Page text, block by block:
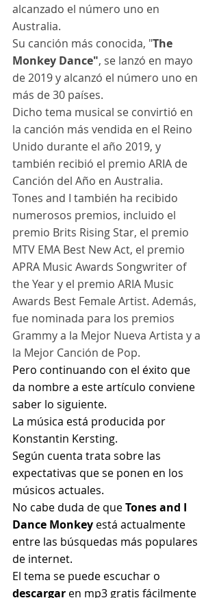
alcanzado el número uno en
Australia.
Su canción más conocida, "The
Monkey Dance", se lanzó en mayo
de 2019 y alcanzó el número uno en
más de 30 países.
Dicho tema musical se convirtió en
la canción más vendida en el Reino
Unido durante el año 2019, y
también recibió el premio ARIA de
Canción del Año en Australia.
Tones and I también ha recibido
numerosos premios, incluido el
premio Brits Rising Star, el premio
MTV EMA Best New Act, el premio
APRA Music Awards Songwriter of
the Year y el premio ARIA Music
Awards Best Female Artist. Además,
fue nominada para los premios
Grammy a la Mejor Nueva Artista y a
la Mejor Canción de Pop.
Pero continuando con el éxito que
da nombre a este artículo conviene
saber lo siguiente.
La música está producida por
Konstantin Kersting.
Según cuenta trata sobre las
expectativas que se ponen en los
músicos actuales.
No cabe duda de que Tones and I
Dance Monkey está actualmente
entre las búsquedas más populares
de internet.
El tema se puede escuchar o
descargar en mp3 gratis fácilmente